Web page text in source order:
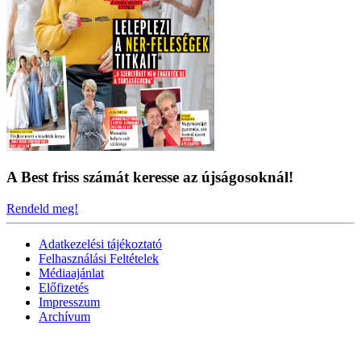
A Best friss számát keresse az újságosoknál!
Rendeld meg!
Adatkezelési tájékoztató
Felhasználási Feltételek
Médiaajánlat
Előfizetés
Impresszum
Archívum